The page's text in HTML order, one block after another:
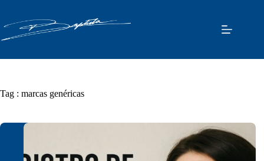
o
conteúdo
Tag : marcas genéricas